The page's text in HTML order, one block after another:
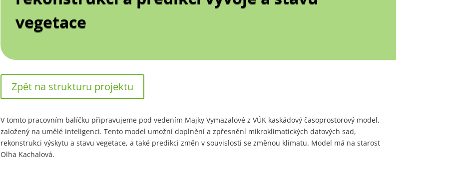
vegetace
Zpět na strukturu projektu
V tomto pracovním balíčku připravujeme pod vedením Majky Vymazalové z VÚK kaskádový časoprostorový model,
založený na umělé inteligenci. Tento model umožní doplnění a zpřesnění mikroklimatických datových sad,
rekonstrukci výskytu a stavu vegetace, a také predikci změn v souvislosti se změnou klimatu. Model má na starost
Olha Kachalová.